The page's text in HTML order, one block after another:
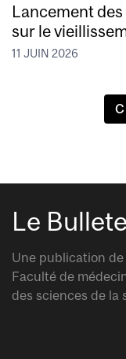
Lancement
sur le
11 JUIN 2026
Le
Une publication de
Faculté de
des sciences de la